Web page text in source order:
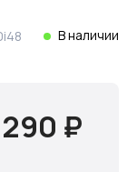
В наличии
₽